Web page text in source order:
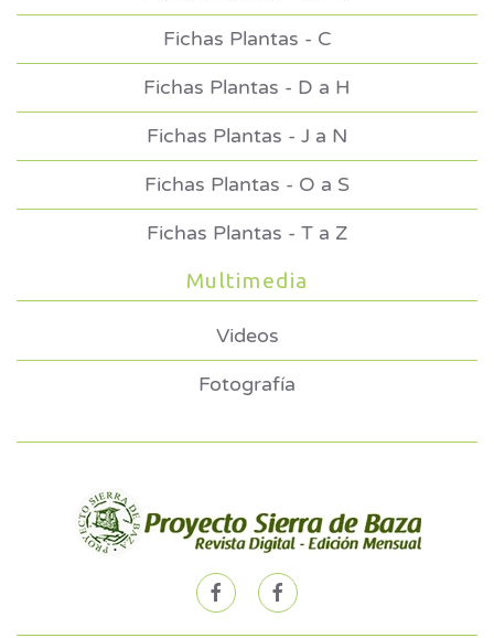
Fichas Plantas - C
Fichas Plantas - D a H
Fichas Plantas - J a N
Fichas Plantas - O a S
Fichas Plantas - T a Z
Multimedia
Videos
Fotografía